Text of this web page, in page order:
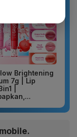
Brightening
7g | Lip
|